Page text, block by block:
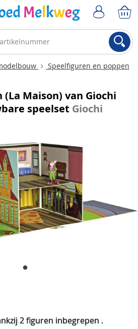
Speelfiguren en poppen
Maison) van Giochi
speelset Giochi
2 figuren inbegrepen .